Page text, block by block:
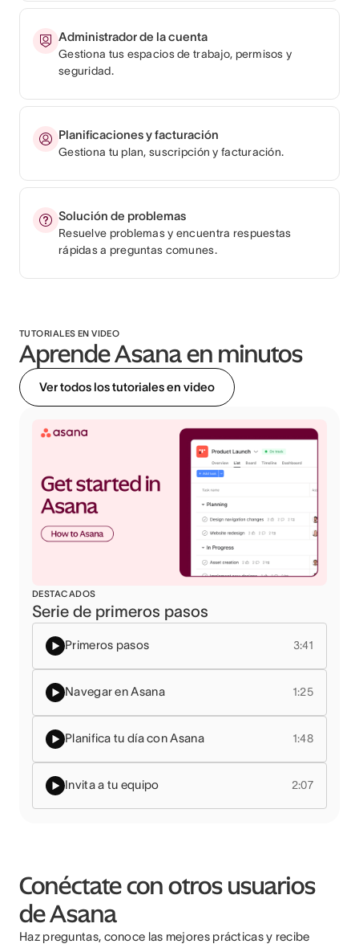
Administrador de la cuenta
Gestiona tus espacios de trabajo, permisos y
seguridad.
Planificaciones y facturación
Gestiona tu plan, suscripción y facturación.
Solución de problemas
Resuelve problemas y encuentra respuestas
rápidas a preguntas comunes.
TUTORIALES EN VIDEO
Aprende Asana en minutos
Ver todos los tutoriales en video
DESTACADOS
Serie de primeros pasos
Primeros pasos 3:41
Navegar en Asana 1:25
Planifica tu día con Asana 1:48
Invita a tu equipo 2:07
Conéctate con otros usuarios
de Asana
Haz preguntas, conoce las mejores prácticas y recibe